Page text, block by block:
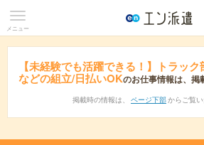
メニュー
【未経験でも活躍できる！】トラッ
などの組立/日払いOKのお仕事情報は、掲
掲載時の情報は、 ページ下部 からご覧い